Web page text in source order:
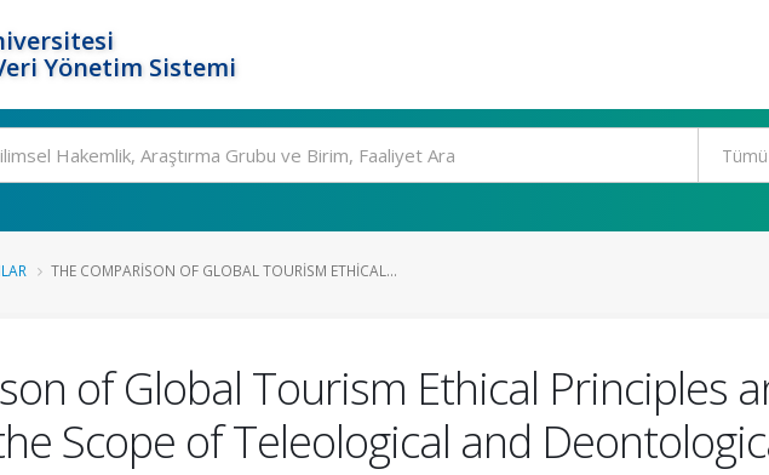
Yönetim Sistemi
THE COMPARISON OF GLOBAL TOURISM ETHICAL...
of Global Tourism Ethical Principles
Scope of Teleological and